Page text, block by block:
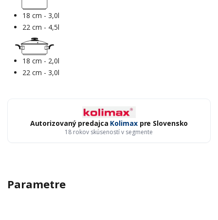
18 cm - 3,0l
22 cm - 4,5l
18 cm - 2,0l
22 cm - 3,0l
Autorizovaný predajca Kolimaxpre Slovensko
18 rokov skúseností v segmente
Parametre